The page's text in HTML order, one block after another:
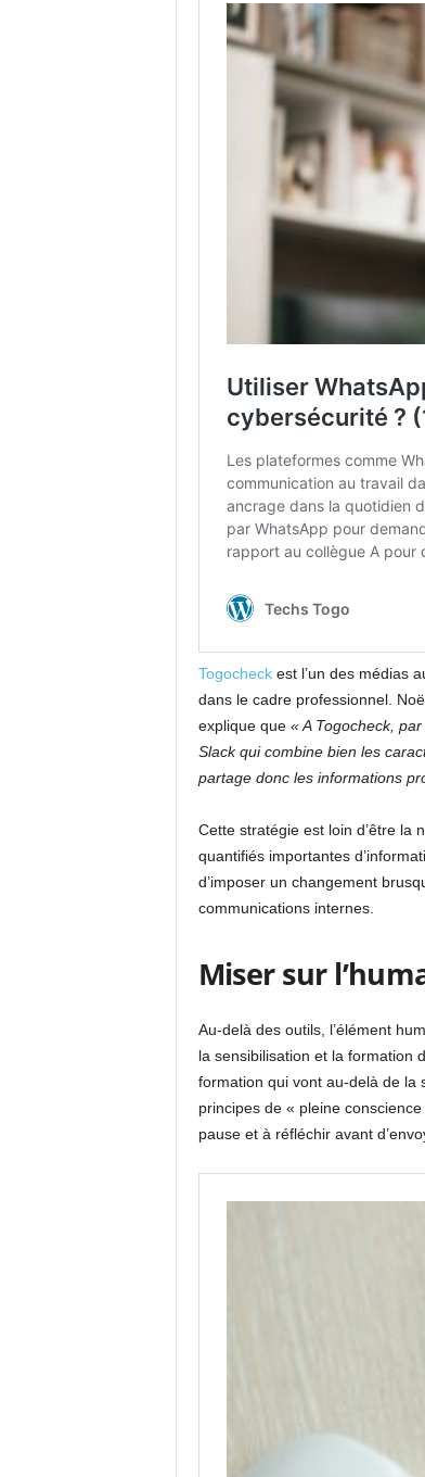
Togocheckest l’un des médias
dans le cadre professionnel.
explique que« A Togocheck, par
Slack qui combine bien les
partage donc les informations
Cette stratégie est loin d’être la
quantifiés importantes
d’imposer un changement
communications internes.
Miser sur
Au-delà des outils, l’élément
la sensibilisation et la formation
formation qui vont au-delà de la
principes de « pleine
pause et à réfléchir avant